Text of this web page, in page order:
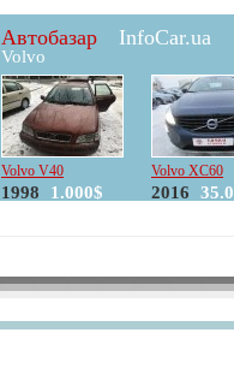
Автобазар InfoCar.ua
Volvo
Volvo V40
1998 1.000$
Volvo XC60
2016